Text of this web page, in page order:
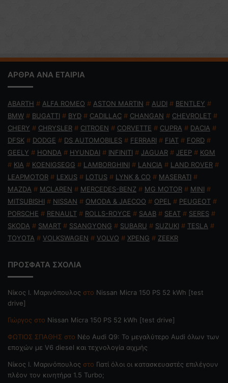
ΑΡΘΡΑ ΑΝΑ ΕΤΑΙΡΙΑ
ABARTH # ALFA ROMEO # ASTON MARTIN # AUDI # BENTLEY #
BMW # BUGATTI # BYD # CADILLAC # CHANGAN # CHEVROLET #
CHERY # CHRYSLER # CITROEN # CORVETTE # CUPRA # DACIA #
DFSK # DODGE # DS AUTOMOBILES # FERRARI # FIAT # FORD #
GEELY # HONDA # HYUNDAI # INFINITI # JAGUAR # JEEP # KGM
# KIA # KOENIGSEGG # LAMBORGHINI # LANCIA # LAND ROVER #
LEAPMOTOR # LEXUS # LOTUS # LYNK & CO # MASERATI #
MAZDA # MCLAREN # MERCEDES-BENZ # MG MOTOR # MINI #
MITSUBISHI # NISSAN # OMODA & JAECOO # OPEL # PEUGEOT #
PORSCHE # RENAULT # ROLLS-ROYCE # SAAB # SEAT # SERES #
SKODA # SMART # SSANGYONG # SUBARU # SUZUKI # TESLA #
TOYOTA # VOLKSWAGEN # VOLVO # XPENG # ZEEKR
ΠΡΟΣΦΑΤΑ ΣΧΟΛΙΑ
Nίκος Ι. Mαρινόπουλος στο Nissan Micra 150 PS 52 kWh [test
drive]
Γιώργος στο Nissan Micra 150 PS 52 kWh [test drive]
ΦΩΤΙΟΣ ΣΠΑΘΗΣ στο Νέο Audi Q9: Το μεγαλύτερο Audi όλων των
εποχών με V6 diesel και τεχνολογία αιχμής
Nίκος Ι. Mαρινόπουλος στο Γιατί όλοι οι κατασκευαστές επιλέγουν
πλέον τον κινητήρα 1.5 Turbo;